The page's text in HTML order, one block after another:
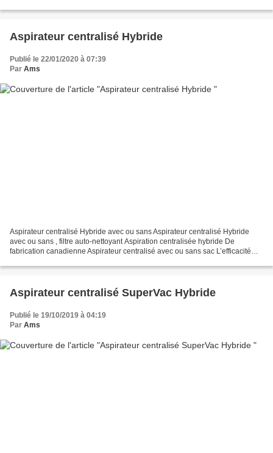
Aspirateur centralisé Hybride
Publié le 22/01/2020 à 07:39
Par Ams
Aspirateur centralisé Hybride avec ou sans Aspirateur centralisé Hybride
avec ou sans , filtre auto-nettoyant Aspiration centralisée hybride De
fabrication canadienne Aspirateur centralisé avec ou sans sac L’efficacité
Aspirateur centralisé SuperVac Hybride
Publié le 19/10/2019 à 04:19
Par Ams